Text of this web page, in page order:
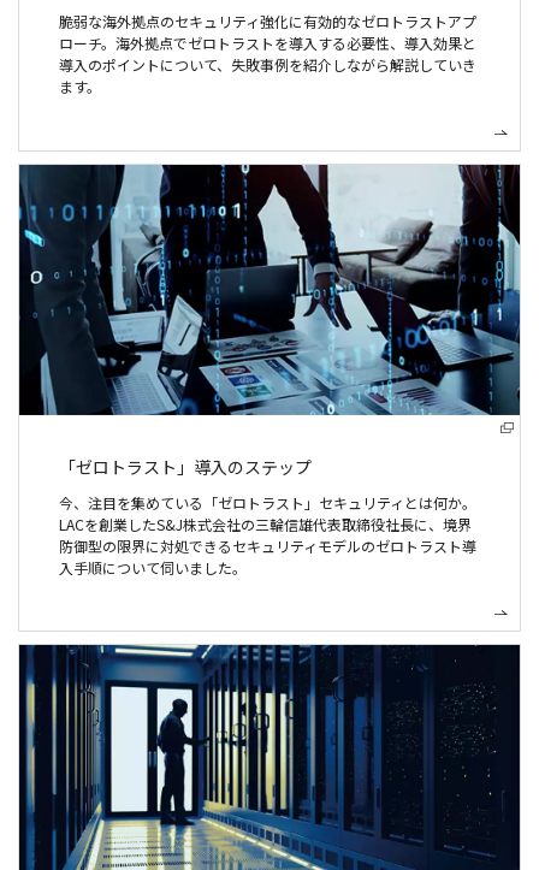
脆弱な海外拠点のセキュリティ強化に有効的なゼロトラストアプ
ローチ。海外拠点でゼロトラストを導入する必要性、導入効果と
導入のポイントについて、失敗事例を紹介しながら解説していき
ます。
「ゼロトラスト」導入のステップ
今、注目を集めている「ゼロトラスト」セキュリティとは何か。
LACを創業したS&J株式会社の三輪信雄代表取締役社長に、境界
防御型の限界に対処できるセキュリティモデルのゼロトラスト導
入手順について伺いました。